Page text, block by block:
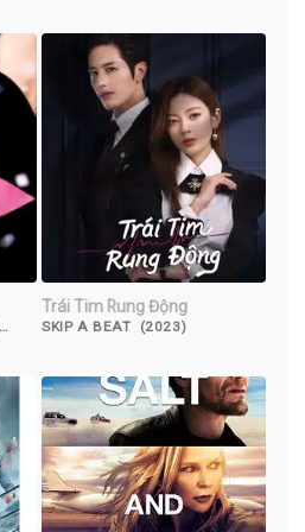
Trái Tim Rung Động
SKIP A BEAT (2023)